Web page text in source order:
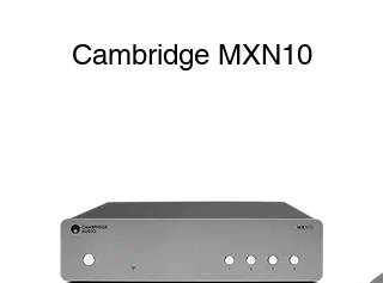
Cambridge MXN10